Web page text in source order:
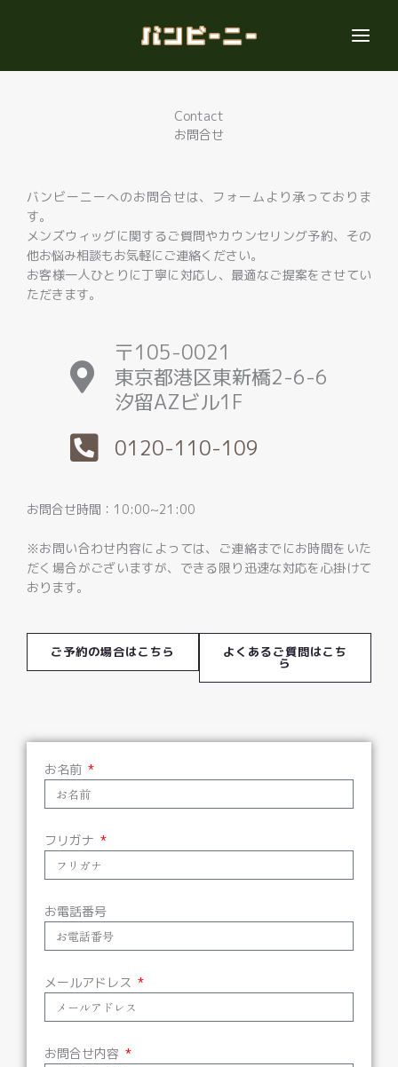
ス
Contact
お問合せ
お名前
フリガナ
お電話番号
メールアドレス
お問合せ内容
バンビーニーへのお問合せは、フォームより承っておりま
す。
メンズウィッグに関するご質問やカウンセリング予約、その
他お悩み相談もお気軽にご連絡ください。
お客様一人ひとりに丁寧に対応し、最適なご提案をさせてい
ただきます。
〒105-0021
東京都港区東新橋2-6-6
汐留AZビル1F
0120-110-109
お問合せ時間：10:00~21:00
※お問い合わせ内容によっては、ご連絡までにお時間をいた
だく場合がございますが、できる限り迅速な対応を心掛けて
おります。
ご予約の場合はこちら よくあるご質問はこち
ら